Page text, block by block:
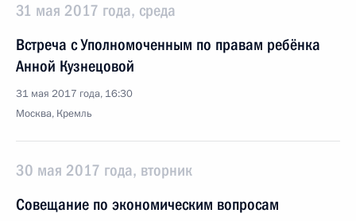
31 мая 2017 года, среда
Встреча с Уполномоченным по правам ребёнка
Анной Кузнецовой
31 мая 2017 года, 16:30
Москва, Кремль
30 мая 2017 года, вторник
Совещание по экономическим вопросам